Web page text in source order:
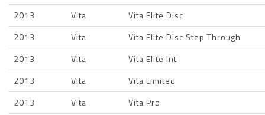
2013
Vita
Vita Elite Disc
2013
Vita
Vita Elite Disc Step Through
2013
Vita
Vita Elite Int
2013
Vita
Vita Limited
2013
Vita
Vita Pro